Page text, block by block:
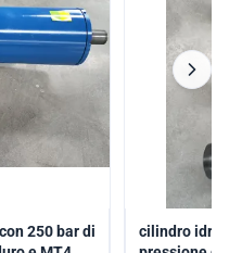
250 bar di
cilindro